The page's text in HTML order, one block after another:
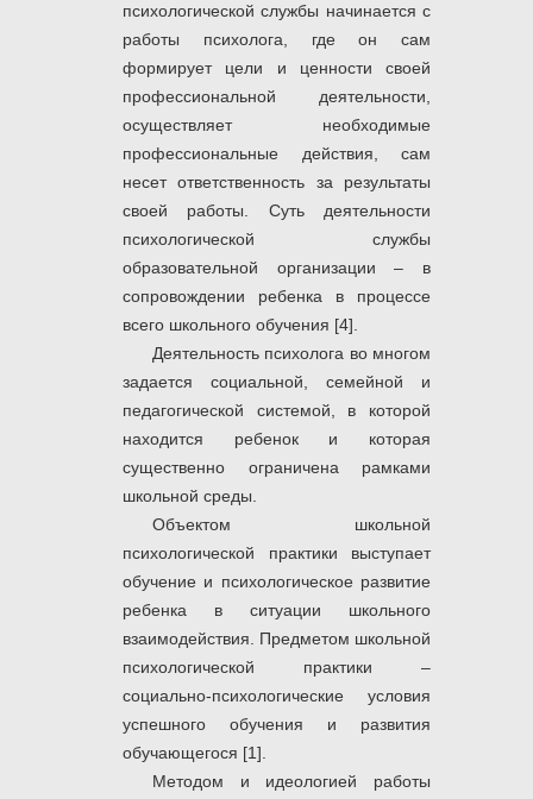
психологической службы начинается с
работы психолога, где он сам
формирует цели и ценности своей
профессиональной деятельности,
осуществляет необходимые
профессиональные действия, сам
несет ответственность за результаты
своей работы. Суть деятельности
психологической службы
образовательной организации – в
сопровождении ребенка в процессе
всего школьного обучения [4].
Деятельность психолога во многом
задается социальной, семейной и
педагогической системой, в которой
находится ребенок и которая
существенно ограничена рамками
школьной среды.
Объектом школьной
психологической практики выступает
обучение и психологическое развитие
ребенка в ситуации школьного
взаимодействия. Предметом школьной
психологической практики –
социально-психологические условия
успешного обучения и развития
обучающегося [1].
Методом и идеологией работы